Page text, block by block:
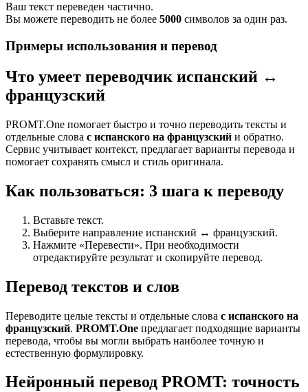
Ваш текст переведен частично.
Вы можете переводить не более 5000 символов за один раз.
Примеры использования и перевод
Что умеет переводчик испанский ↔
французский
PROMT.One помогает быстро и точно переводить тексты и
отдельные слова с испанского на французский и обратно.
Сервис учитывает контекст, предлагает варианты перевода и
помогает сохранять смысл и стиль оригинала.
Как пользоваться: 3 шага к переводу
Вставьте текст.
Выберите направление испанский ↔ французский.
Нажмите «Перевести». При необходимости
отредактируйте результат и скопируйте перевод.
Перевод текстов и слов
Переводите целые тексты и отдельные слова с испанского на
французский. PROMT.One предлагает подходящие варианты
перевода, чтобы вы могли выбрать наиболее точную и
естественную формулировку.
Нейронный перевод PROMT: точность